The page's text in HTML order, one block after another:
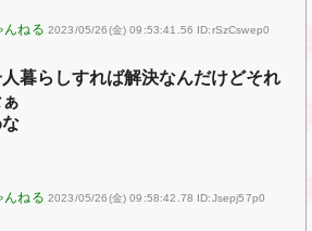
2023/05/26(金) 09:53:41.56 ID:rSzCswep0
暮らしすれば解決なんだけどそれ
2023/05/26(金) 09:58:42.78 ID:Jsepj57p0